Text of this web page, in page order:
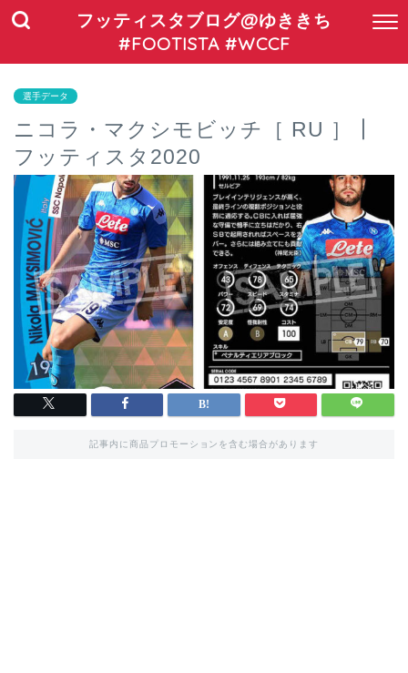
フッティスタブログ@ゆききち
#FOOTISTA #WCCF
選手データ
ニコラ・マクシモビッチ［ RU ］┃
フッティスタ2020
記事内に商品プロモーションを含む場合があります